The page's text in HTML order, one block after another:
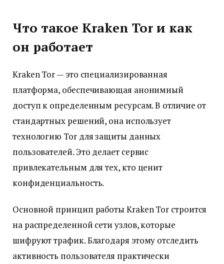
Что такое Kraken Tor и как
он работает
Kraken Tor — это специализированная
платформа, обеспечивающая анонимный
доступ к определенным ресурсам. В отличие от
стандартных решений, она использует
технологию Tor для защиты данных
пользователей. Это делает сервис
привлекательным для тех, кто ценит
конфиденциальность.
Основной принцип работы Kraken Tor строится
на распределенной сети узлов, которые
шифруют трафик. Благодаря этому отследить
активность пользователя практически